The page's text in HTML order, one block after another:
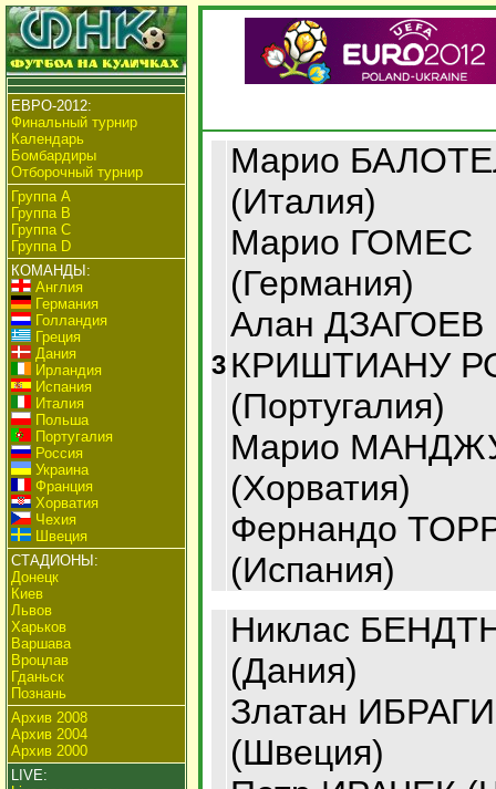
ЕВРО-2012:
Финальный турнир
Календарь
Бомбардиры
Отборочный турнир
Группа А
Группа B
Группа C
Группа D
КОМАНДЫ:
Англия
Германия
Голландия
Греция
Дания
Ирландия
Испания
Италия
Польша
Португалия
Россия
Украина
Франция
Хорватия
Чехия
Швеция
СТАДИОНЫ:
Донецк
Киев
Львов
Харьков
Варшава
Вроцлав
Гданьск
Познань
Архив 2008
Архив 2004
Архив 2000
LIVE:
3
Марио
(Италия)
Марио ГОМЕС
(Германия)
Алан ДЗАГОЕВ
КРИШТИАНУ
(Португалия)
Марио
(Хорватия)
Фернандо
(Испания)
Никлас
(Дания)
Златан
(Швеция)